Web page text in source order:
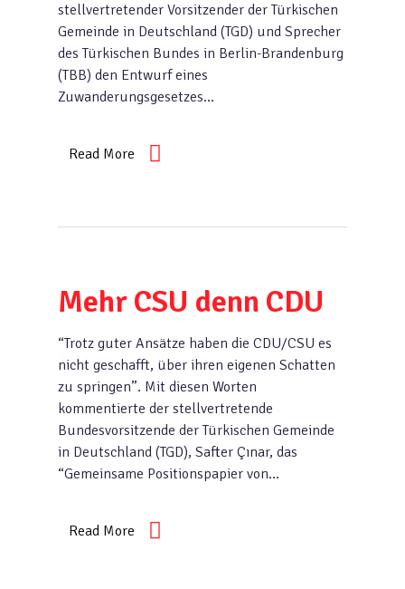
stellvertretender Vorsitzender der Türkischen
Gemeinde in Deutschland (TGD) und Sprecher
des Türkischen Bundes in Berlin-Brandenburg
(TBB) den Entwurf eines
Zuwanderungsgesetzes…
Read More
Mehr CSU denn CDU
“Trotz guter Ansätze haben die CDU/CSU es
nicht geschafft, über ihren eigenen Schatten
zu springen”. Mit diesen Worten
kommentierte der stellvertretende
Bundesvorsitzende der Türkischen Gemeinde
in Deutschland (TGD), Safter Çınar, das
“Gemeinsame Positionspapier von…
Read More